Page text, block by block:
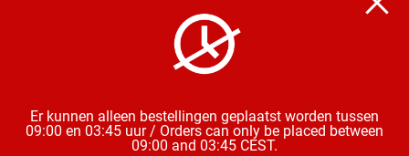
Er kunnen alleen bestellingen geplaatst worden tussen
09:00 en 03:45 uur / Orders can only be placed between
09:00 and 03:45 CEST.